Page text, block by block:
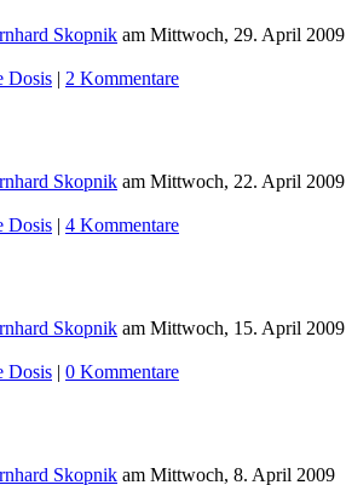
Skopnik am Mittwoch, 29. April 2009
Dosis | 2 Kommentare
Skopnik am Mittwoch, 22. April 2009
Dosis | 4 Kommentare
Skopnik am Mittwoch, 15. April 2009
Dosis | 0 Kommentare
Skopnik am Mittwoch, 8. April 2009